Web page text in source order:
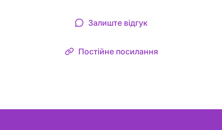
Залиште відгук
Постійне посилання